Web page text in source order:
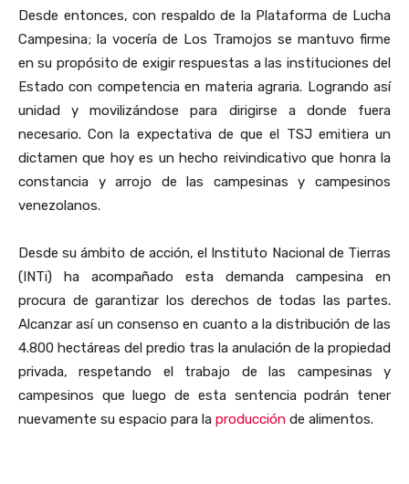
Desde entonces, con respaldo de la Plataforma de Lucha
Campesina; la vocería de Los Tramojos se mantuvo firme
en su propósito de exigir respuestas a las instituciones del
Estado con competencia en materia agraria. Logrando así
unidad y movilizándose para dirigirse a donde fuera
necesario. Con la expectativa de que el TSJ emitiera un
dictamen que hoy es un hecho reivindicativo que honra la
constancia y arrojo de las campesinas y campesinos
venezolanos.
Desde su ámbito de acción, el Instituto Nacional de Tierras
(INTi) ha acompañado esta demanda campesina en
procura de garantizar los derechos de todas las partes.
Alcanzar así un consenso en cuanto a la distribución de las
4.800 hectáreas del predio tras la anulación de la propiedad
privada, respetando el trabajo de las campesinas y
campesinos que luego de esta sentencia podrán tener
nuevamente su espacio para la producción de alimentos.